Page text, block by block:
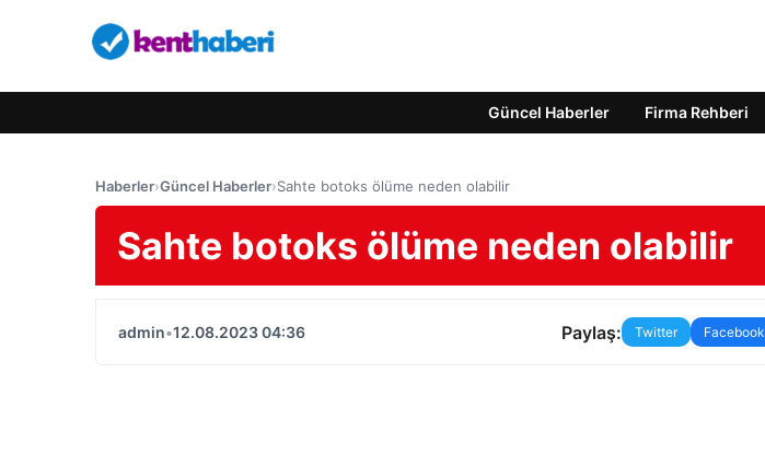
Güncel Haberler Firma Rehberi
Haberler›Güncel Haberler›Sahte botoks ölüme neden olabilir
Sahte botoks ölüme neden olabilir
admin•12.08.2023 04:36 Paylaş: Twitter Facebook